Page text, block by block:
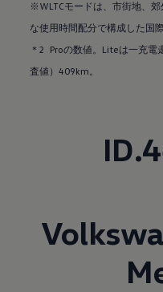
※WLTCモードは、市街地、
な使用時間配分で構成した国
＊2 Proの数値。Liteは一充電
査値）409km。